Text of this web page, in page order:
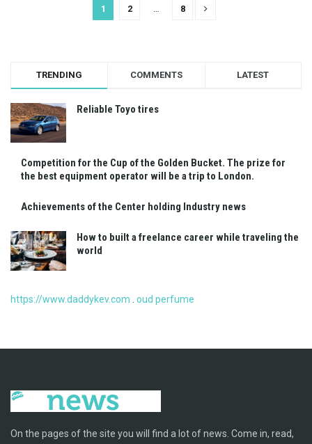
1 2 … 8
TRENDING COMMENTS LATEST
Reliable Toyo tires
Competition for the Cup of the Golden Bucket. The prize for
the best equipment operator will be a trip to London.
Achievements of the Center holding Industry news
How to built a freelance career while traveling the
world
https://www.daddykev.com . oud perfume
On the pages of the site you will find a lot of news. Come in, read,